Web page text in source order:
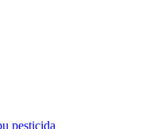
pesticida